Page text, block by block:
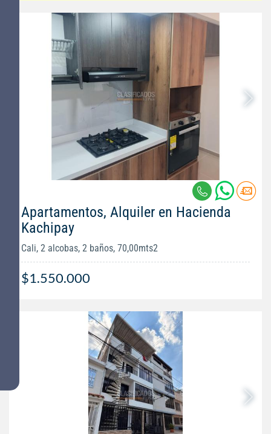
Apartamentos, Alquiler en Hacienda
Kachipay
Cali, 2 alcobas, 2 baños, 70,00mts2
$1.550.000